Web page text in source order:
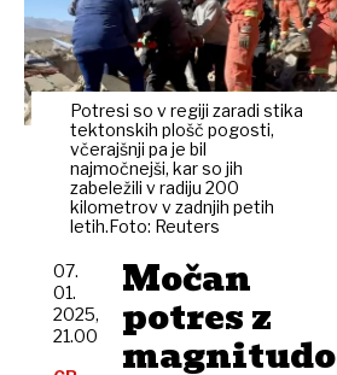
Potresi so v regiji zaradi stika
tektonskih plošč pogosti,
včerajšnji pa je bil
najmočnejši, kar so jih
zabeležili v radiju 200
kilometrov v zadnjih petih
letih.Foto: Reuters
Močan
potres z
magnitudo
07.
01.
2025,
21.00